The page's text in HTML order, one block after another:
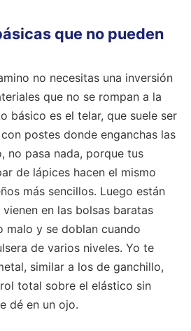
que no pueden
no necesitas una inversión
que no se rompan a la
básico es el telar, que suele ser
postes donde enganchas las
no pasa nada, porque tus
de lápices hacen el mismo
más sencillos. Luego están
en las bolsas baratas
malo y se doblan cuando
de varios niveles. Yo te
similar a los de ganchillo,
total sobre el elástico sin
dé en un ojo.